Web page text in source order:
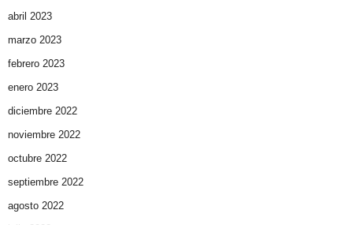
abril 2023
marzo 2023
febrero 2023
enero 2023
diciembre 2022
noviembre 2022
octubre 2022
septiembre 2022
agosto 2022